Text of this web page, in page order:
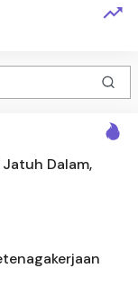
Dalam,